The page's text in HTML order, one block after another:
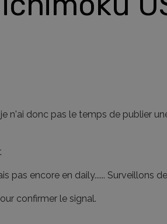
n'ai donc pas le temps de publier
pas encore en daily......
confirmer le signal.